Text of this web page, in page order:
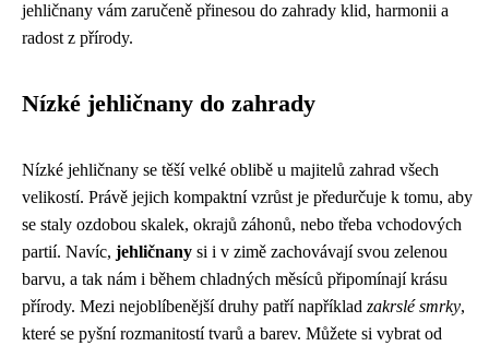
jehličnany vám zaručeně přinesou do zahrady klid, harmonii a
radost z přírody.
Nízké jehličnany do zahrady
Nízké jehličnany se těší velké oblibě u majitelů zahrad všech
velikostí. Právě jejich kompaktní vzrůst je předurčuje k tomu, aby
se staly ozdobou skalek, okrajů záhonů, nebo třeba vchodových
partií. Navíc, jehličnany si i v zimě zachovávají svou zelenou
barvu, a tak nám i během chladných měsíců připomínají krásu
přírody. Mezi nejoblíbenější druhy patří například zakrslé smrky,
které se pyšní rozmanitostí tvarů a barev. Můžete si vybrat od